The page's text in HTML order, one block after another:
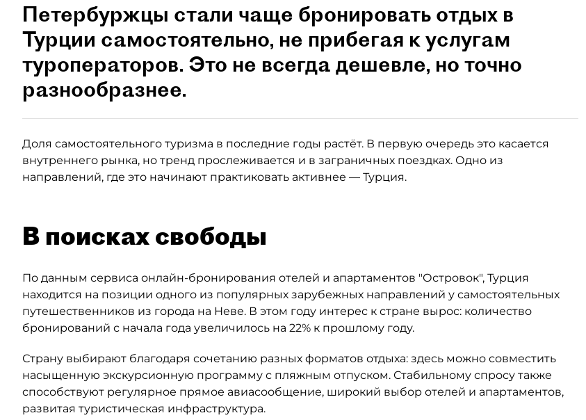
Петербуржцы стали чаще бронировать отдых в
Турции самостоятельно, не прибегая к услугам
туроператоров. Это не всегда дешевле, но точно
разнообразнее.
Доля самостоятельного туризма в последние годы растёт. В первую очередь это касается
внутреннего рынка, но тренд прослеживается и в заграничных поездках. Одно из
направлений, где это начинают практиковать активнее — Турция.
В поисках свободы
По данным сервиса онлайн-бронирования отелей и апартаментов "Островок", Турция
находится на позиции одного из популярных зарубежных направлений у самостоятельных
путешественников из города на Неве. В этом году интерес к стране вырос: количество
бронирований с начала года увеличилось на 22% к прошлому году.
Страну выбирают благодаря сочетанию разных форматов отдыха: здесь можно совместить
насыщенную экскурсионную программу с пляжным отпуском. Стабильному спросу также
способствуют регулярное прямое авиасообщение, широкий выбор отелей и апартаментов,
развитая туристическая инфраструктура.